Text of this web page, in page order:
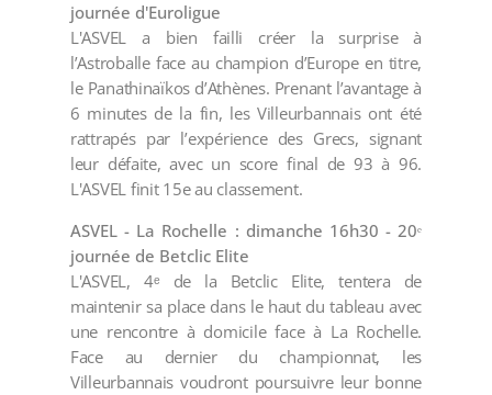
journée d'Euroligue
L'ASVEL a bien failli créer la surprise à
l’Astroballe face au champion d’Europe en titre,
le Panathinaïkos d’Athènes. Prenant l’avantage à
6 minutes de la fin, les Villeurbannais ont été
rattrapés par l’expérience des Grecs, signant
leur défaite, avec un score final de 93 à 96.
L'ASVEL finit 15e au classement.
ASVEL - La Rochelle : dimanche 16h30 - 20ᵉ
journée de Betclic Elite
L'ASVEL, 4ᵉ de la Betclic Elite, tentera de
maintenir sa place dans le haut du tableau avec
une rencontre à domicile face à La Rochelle.
Face au dernier du championnat, les
Villeurbannais voudront poursuivre leur bonne